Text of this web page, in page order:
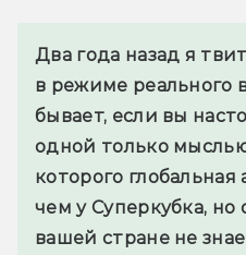
Два года назад я
в режиме реального
бывает, если вы
одной только
которого
чем у Суперкубка, но
вашей стране не